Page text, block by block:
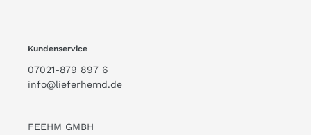
Kundenservice
07021-879 897 6
info@lieferhemd.de
FEEHM GMBH